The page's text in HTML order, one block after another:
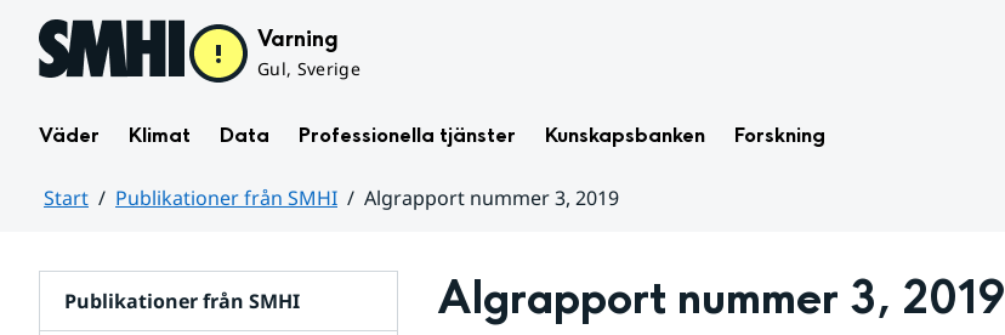
Hoppa till sidans innehåll Varning
Gul, Sverige
Väder Klimat Data Professionella tjänster Kunskapsbanken Forskning
Start Publikationer från SMHI
Algrapport nummer 3, 2019
Publikationer från SMHI Algrapport nummer 3, 2019